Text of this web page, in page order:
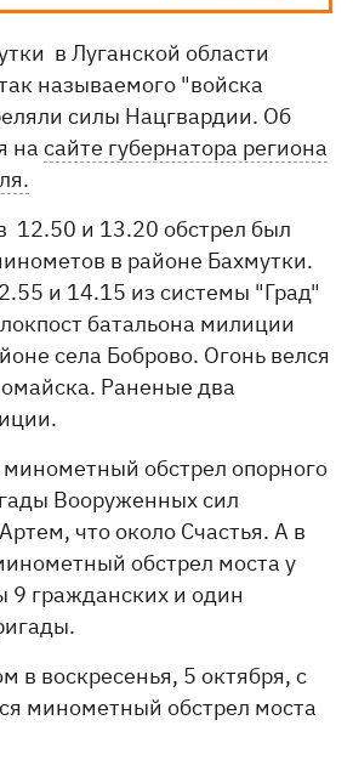
в Луганской области
называемого "войска
силы Нацгвардии. Об
насайте губернатора региона
12.50 и 13.20 обстрел был
в районе Бахмутки.
и 14.15 из системы "Град"
батальона милиции
села Боброво. Огонь велся
Раненые два
обстрел опорного
Вооруженных сил
что около Счастья. А в
обстрел моста у
9 гражданских и один
в воскресенья, 5 октября, с
минометный обстрел моста